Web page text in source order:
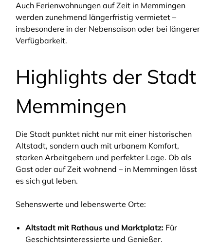
Auch Ferienwohnungen auf Zeit in Memmingen
werden zunehmend längerfristig vermietet –
insbesondere in der Nebensaison oder bei längerer
Verfügbarkeit.
Highlights der Stadt
Memmingen
Die Stadt punktet nicht nur mit einer historischen
Altstadt, sondern auch mit urbanem Komfort,
starken Arbeitgebern und perfekter Lage. Ob als
Gast oder auf Zeit wohnend – in Memmingen lässt
es sich gut leben.
Sehenswerte und lebenswerte Orte:
Altstadt mit Rathaus und Marktplatz: Für
Geschichtsinteressierte und Genießer.